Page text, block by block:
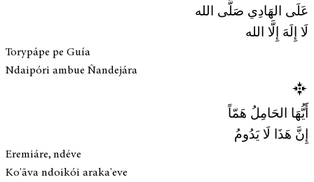
عَلَى الهَادِي صَلَّى الله
لَا إِلَهَ إِلَّا الله
Torypápe pe Guía
Ndaipóri ambue Ñandejára
أَيُّهَا الحَامِلُ هَمّاً
إِنَّ هَذَا لَا يَدُومُ
Eremiáre, ndéve
Ko'ãva ndoikói araka'eve